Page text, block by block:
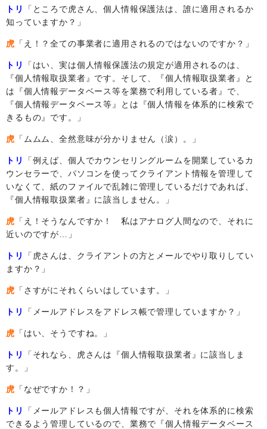
トリ
「ところで虎さん、個人情報保護法は、誰に適用されるか
知っていますか？」
虎 「え！？全ての事業者に適用されるのではないのですか？」
トリ
「はい、実は個人情報保護法の規定が適用されるのは、
『個人情報取扱業者』です。そして、『個人情報取扱業者』と
は『個人情報データベース等を業務で利用している者』で、
『個人情報データベース等』とは『個人情報を体系的に検索で
きるもの』です。」
虎 「ムムム、全然意味が分かりません（涙）。」
トリ
「例えば、個人でカウンセリングルームを開業しているカ
ウンセラーで、パソコンを使ってクライアント情報を管理して
いなくて、紙のファイルで乱雑に管理しているだけであれば、
『個人情報取扱業者』に該当しません。」
虎 「え！そうなんですか！ 私はアナログ人間なので、それに
近いのですが…」
トリ
「虎さんは、クライアントの方とメールでやり取りしてい
ますか？」
虎 「さすがにそれくらいはしています。」
トリ 「メールアドレスをアドレス帳で管理していますか？」
虎 「はい、そうですね。」
トリ
「それなら、虎さんは『個人情報取扱業者』に該当しま
す。」
虎 「なぜですか！？」
トリ
「メールアドレスも個人情報ですが、それを体系的に検索
できるよう管理しているので、業務で『個人情報データベース